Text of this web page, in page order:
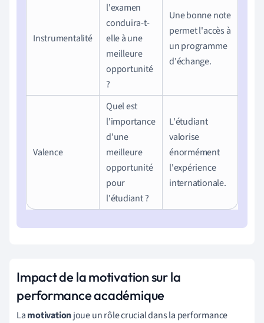
Instrumentalité
l'examen
conduira-t-
elle à une
meilleure
opportunité
?
Une bonne note
permet l'accès à
un programme
d'échange.
Valence
Quel est
l'importance
d'une
meilleure
opportunité
pour
l'étudiant ?
L'étudiant
valorise
énormément
l'expérience
internationale.
Impact de la motivation sur la
performance académique
Lamotivationjoue un rôle crucial dans la performance